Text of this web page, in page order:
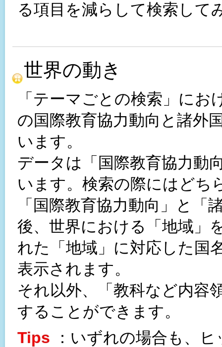
る項目を減らして検索して
世界の動き
「テーマごとの検索」に
の国際教育協力動向と諸外
います。
データは「国際教育協力動
います。検索の際にはどち
「国際教育協力動向」と
後、世界における「地域」
れた「地域」に対応した国
表示されます。
それ以外、「教科など内容
することができます。
Tips ：いずれの場合も、